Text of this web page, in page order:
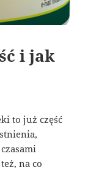
i jak
to już część
na co